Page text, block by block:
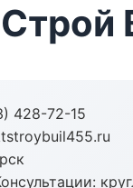
428-72-15